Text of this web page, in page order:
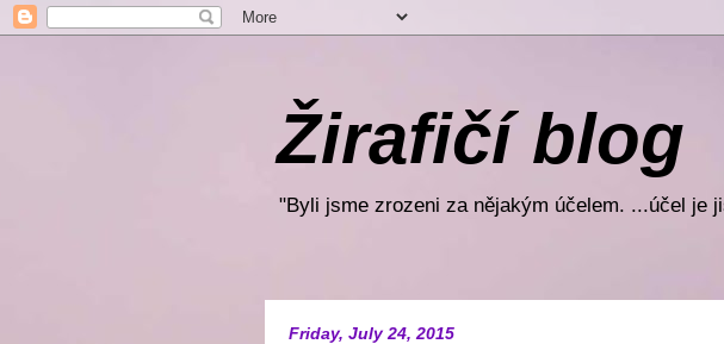
Žirafičí blog
"Byli jsme zrozeni za nějakým účelem. ...účel je
Friday, July 24, 2015